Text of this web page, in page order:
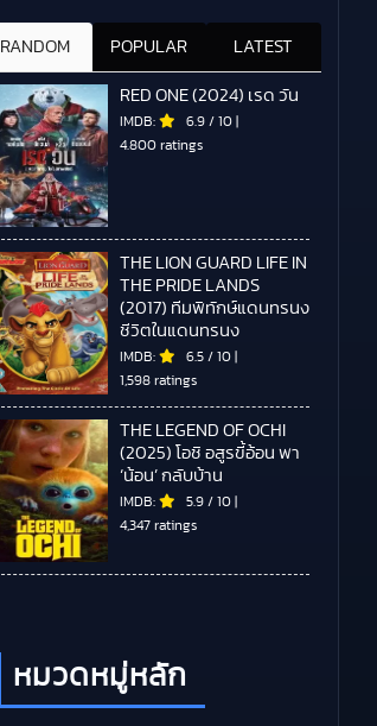
RANDOM POPULAR LATEST
RED ONE (2024) เรด วัน
IMDB: 6.9 / 10 |
4.800 ratings
THE LION GUARD LIFE IN
THE PRIDE LANDS
(2017) ทีมพิทักษ์แดนทรนง
ชีวิตในแดนทรนง
IMDB: 6.5 / 10 |
1,598 ratings
THE LEGEND OF OCHI
(2025) โอชิ อสูรขี้อ้อน พา
‘น้อน’ กลับบ้าน
IMDB: 5.9 / 10 |
4,347 ratings
หมวดหมู่หลัก